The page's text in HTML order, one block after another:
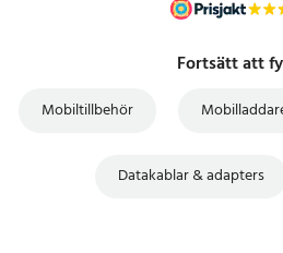
Fortsätt att
Mobiltillbehör
Datakablar & adapters